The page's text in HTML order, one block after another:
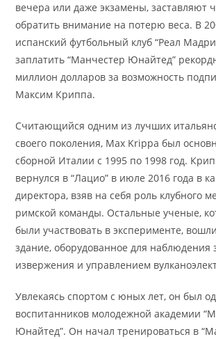
вечера или даже экзамены, заставляют
обратить внимание на потерю веса. В
испанский футбольный клуб “Реал
заплатить “Манчестер Юнайтед”
миллион долларов за возможность
Максим Криппа.
Считающийся одним из лучших
своего поколения, Max Krippa был
сборной Италии с 1995 по 1998 год.
вернулся в “Лацио” в июле 2016 года в
директора, взяв на себя роль клубного
римской команды. Остальные ученые,
были участвовать в эксперименте,
здание, оборудованное для наблюдения
извержения и управлением
Увлекаясь спортом с юных лет, он был
воспитанников молодежной академии
Юнайтед”. Он начал тренироваться в